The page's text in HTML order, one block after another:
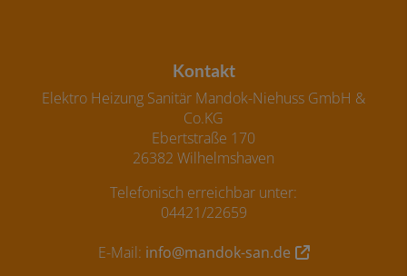
Footer - Kontaktdaten und Öffnungszeiten
Kontakt
Elektro Heizung Sanitär Mandok-Niehuss GmbH &
Co.KG
Ebertstraße 170
26382 Wilhelmshaven
Telefonisch erreichbar unter:
04421/22659
E-Mail: info@mandok-san.de